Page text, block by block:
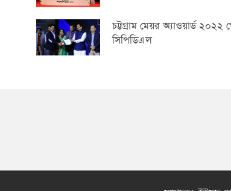
চট্টগ্রাম মেয়র অ্যাওয়ার্ড ২০২২
সিপিডিএল